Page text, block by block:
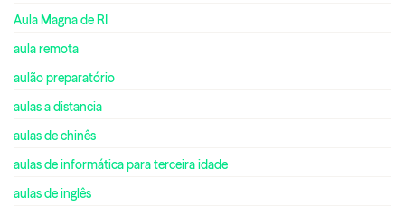
Aula Magna de RI
aula remota
aulão preparatório
aulas a distancia
aulas de chinês
aulas de informática para terceira idade
aulas de inglês